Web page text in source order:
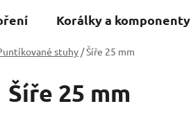
Korálky a komponenty
stuhy /Šíře 25 mm
Šíře 25 mm